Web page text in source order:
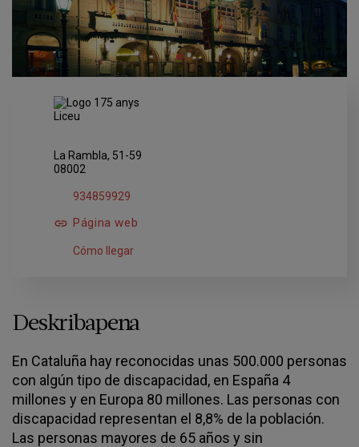
La Rambla, 51-59
08002
934859929
Página web
Cómo llegar
Deskribapena
En Cataluña hay reconocidas unas 500.000 personas
con algún tipo de discapacidad, en España 4
millones y en Europa 80 millones. Las personas con
discapacidad representan el 8,8% de la población.
Las personas mayores de 65 años y sin